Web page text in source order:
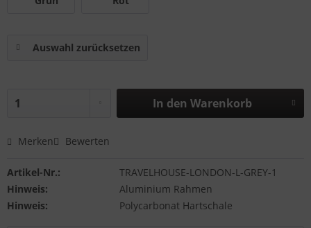
Auswahl zurücksetzen
In den Warenkorb
Merken Bewerten
Artikel-Nr.:
TRAVELHOUSE-LONDON-L-GREY-1
Hinweis:
Aluminium Rahmen
Hinweis:
Polycarbonat Hartschale